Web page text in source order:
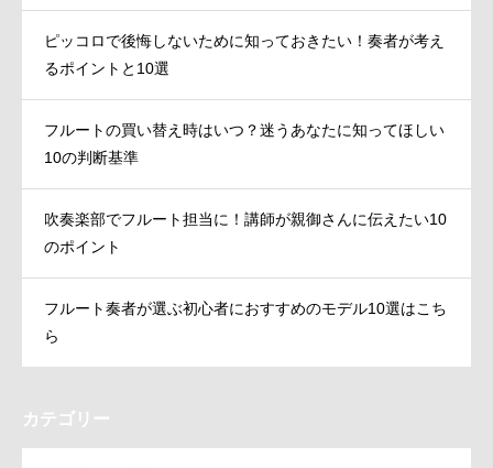
ピッコロで後悔しないために知っておきたい！奏者が考え
るポイントと10選
フルートの買い替え時はいつ？迷うあなたに知ってほしい
10の判断基準
吹奏楽部でフルート担当に！講師が親御さんに伝えたい10
のポイント
フルート奏者が選ぶ初心者におすすめのモデル10選はこち
ら
カテゴリー